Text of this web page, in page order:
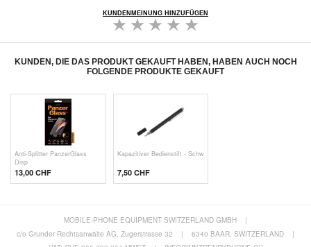
KUNDENMEINUNG HINZUFÜGEN
KUNDEN, DIE DAS PRODUKT GEKAUFT HABEN, HABEN AUCH NOCH
FOLGENDE PRODUKTE GEKAUFT
Anti-Splitter PanzerGlass
Disp
13,00 CHF
Kapazitiver Bedienstift - Schw
7,50 CHF
MOBILE-PHONE EQUIPMENT SWITZERLAND GMBH
|
c/o Grunder Rechtsanwälte AG, Zugerstrasse 32
| 6340 BAAR, SWITZERLAND
|